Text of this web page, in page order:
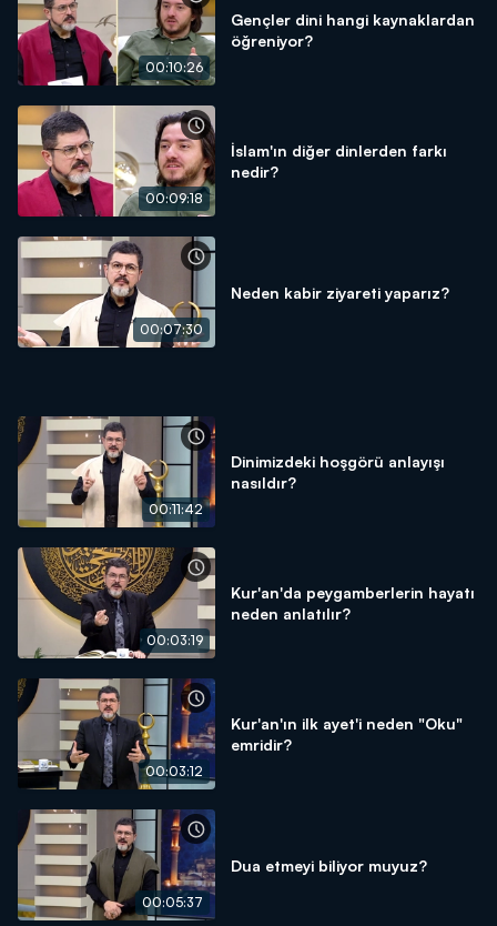
00:10:26
Gençler dini hangi kaynaklardan
öğreniyor?
00:09:18
İslam'ın diğer dinlerden farkı
nedir?
00:07:30
Neden kabir ziyareti yaparız?
00:11:42
Dinimizdeki hoşgörü anlayışı
nasıldır?
00:03:19
Kur'an'da peygamberlerin hayatı
neden anlatılır?
00:03:12
Kur'an'ın ilk ayet'i neden "Oku"
emridir?
00:05:37
Dua etmeyi biliyor muyuz?